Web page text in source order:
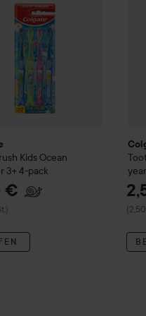
Kids Ocean
3+ 4-pack
€